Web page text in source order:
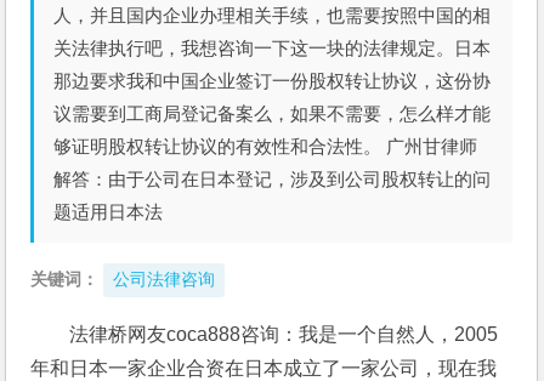
人，并且国内企业办理相关手续，也需要按照中国的相
关法律执行吧，我想咨询一下这一块的法律规定。日本
那边要求我和中国企业签订一份股权转让协议，这份协
议需要到工商局登记备案么，如果不需要，怎么样才能
够证明股权转让协议的有效性和合法性。 广州甘律师
解答：由于公司在日本登记，涉及到公司股权转让的问
题适用日本法
关键词： 公司法律咨询
法律桥网友coca888咨询：我是一个自然人，2005
年和日本一家企业合资在日本成立了一家公司，现在我